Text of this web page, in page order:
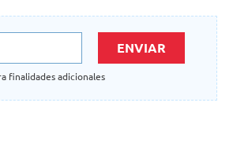
ENVIAR
finalidades adicionales